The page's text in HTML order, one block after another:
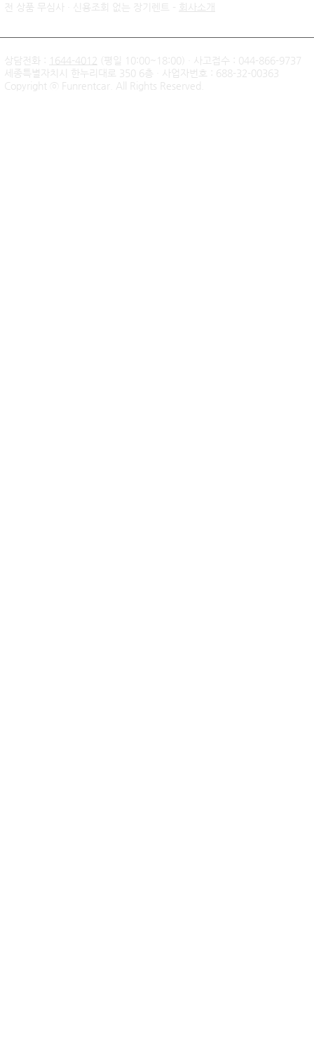
신불자 기아 쏘렌토 하이브리
드 무심사 장기렌트 출고후기
팰리세이드
전 상품 무심사 · 신용조회 없는 장기렌트 - 회사소개
상담전화 : 1644-4012
(평일 10:00~18:00) · 사고접수 : 044-866-9737
세종특별자치시 한누리대로 350 6층 · 사업자번호 : 688-32-00363
Copyright ⓒ Funrentcar. All Rights Reserved.